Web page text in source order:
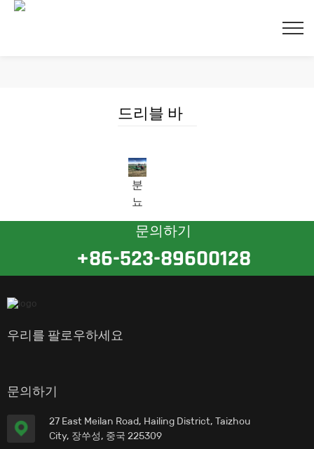
드리블 바
분
뇨
드
리
블
바
문의하기
+86-523-89600128
우리를 팔로우하세요
문의하기
27 East Meilan Road, Hailing District, Taizhou
City, 장쑤성, 중국 225309